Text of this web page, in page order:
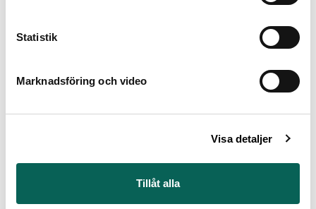
Statistik
Marknadsföring och video
Visa detaljer
Tillåt alla
Allegori över ordspråk
världsdelarna